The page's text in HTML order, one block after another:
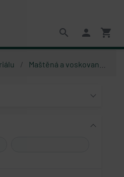
search person shopping_cart
Maštěná a voskovaná kůže